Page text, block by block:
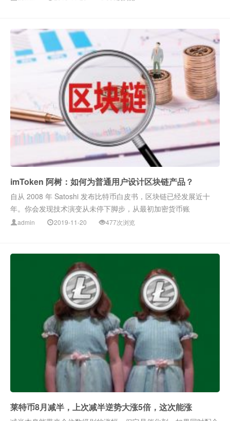
imToken 阿树：如何为普通用户设计区块链产品？
自从 2008 年 Satoshi 发布比特币白皮书，区块链已经发展近十
年。你会发现技术演变从未停下脚步，从最初加密货币账
admin 2019-11-20 477次浏览
莱特币8月减半，上次减半逆势大涨5倍，这次能涨